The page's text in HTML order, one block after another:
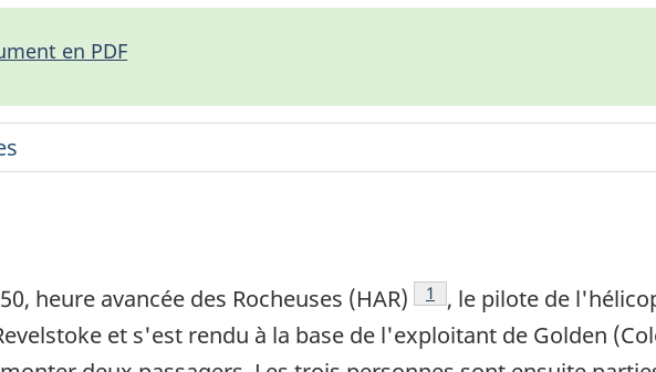
en PDF
heure avancée des Rocheuses (HAR) Note de bas de page
1
, le pilote de
et s'est rendu à la base de l'exploitant de Golden